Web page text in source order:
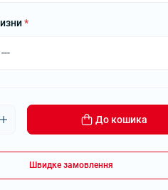
*
До кошика
Швидке замовлення